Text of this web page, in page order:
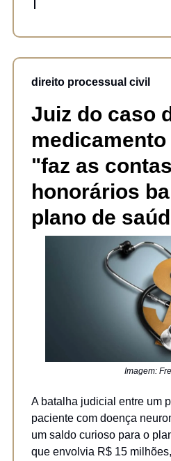
direito processual civil
Juiz do caso
"faz as
honorários
plano de
Imagem:
A batalha judicial entre um
paciente com doença
um saldo curioso para o
que envolvia R$ 15 milhões,